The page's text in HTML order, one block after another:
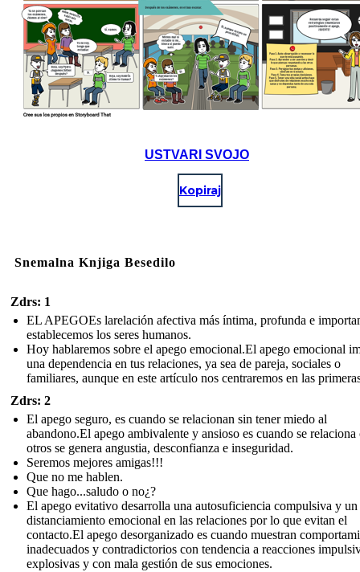
USTVARI SVOJO
Kopiraj
Snemalna Knjiga Besedilo
Zdrs: 1
EL APEGOEs larelación afectiva más íntima, profunda e
establecemos los seres humanos.
Hoy hablaremos sobre el apego emocional.El apego emocional
una dependencia en tus relaciones, ya sea de pareja, sociales o
familiares, aunque en este artículo nos centraremos en las
Zdrs: 2
El apego seguro, es cuando se relacionan sin tener miedo al
abandono.El apego ambivalente y ansioso es cuando se relaciona
otros se genera angustia, desconfianza e inseguridad.
Seremos mejores amigas!!!
Que no me hablen.
Que hago...saludo o no¿?
El apego evitativo desarrolla una autosuficiencia compulsiva y un
distanciamiento emocional en las relaciones por lo que evitan el
contacto.El apego desorganizado es cuando muestran
inadecuados y contradictorios con tendencia a reacciones
explosivas y con mala gestión de sus emociones.